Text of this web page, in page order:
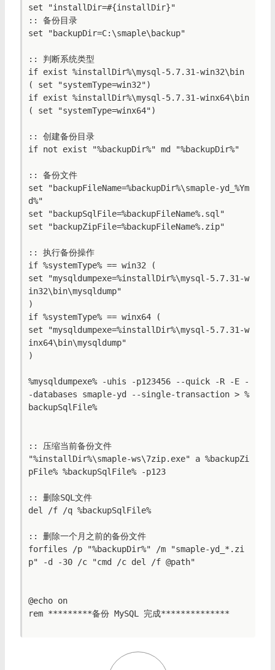
set "installDir=#{installDir}"
:: 备份目录
set "backupDir=C:\smaple\backup"
:: 判断系统类型
if exist %installDir%\mysql-5.7.31-win32\bin
( set "systemType=win32")
if exist %installDir%\mysql-5.7.31-winx64\bin
( set "systemType=winx64")
:: 创建备份目录
if not exist "%backupDir%" md "%backupDir%"
:: 备份文件
set "backupFileName=%backupDir%\smaple-yd_%Ym
d%"
set "backupSqlFile=%backupFileName%.sql"
set "backupZipFile=%backupFileName%.zip"
:: 执行备份操作
if %systemType% == win32 (
set "mysqldumpexe=%installDir%\mysql-5.7.31-w
in32\bin\mysqldump"
)
if %systemType% == winx64 (
set "mysqldumpexe=%installDir%\mysql-5.7.31-w
inx64\bin\mysqldump"
)
%mysqldumpexe% -uhis -p123456 --quick -R -E -
-databases smaple-yd --single-transaction > %
backupSqlFile%
:: 压缩当前备份文件
"%installDir%\smaple-ws\7zip.exe" a %backupZi
pFile% %backupSqlFile% -p123
:: 删除SQL文件
del /f /q %backupSqlFile%
:: 删除一个月之前的备份文件
forfiles /p "%backupDir%" /m "smaple-yd_*.zi
p" -d -30 /c "cmd /c del /f @path"
@echo on
rem *********备份 MySQL 完成**************